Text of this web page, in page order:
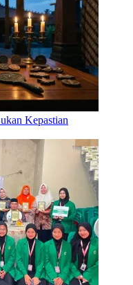
Kepastian